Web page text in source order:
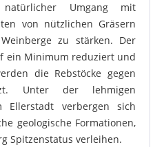
natürlicher Umgang mit
von nützlichen Gräsern
zu stärken. Der
ein Minimum reduziert und
die Rebstöcke gegen
Unter der lehmigen
Ellerstadt verbergen sich
geologische Formationen,
Spitzenstatus verleihen.